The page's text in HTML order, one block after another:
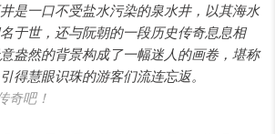
是一口不受盐水污染的泉水井，以其海水
于世，还与阮朝的一段历史传奇息息相
盎然的背景构成了一幅迷人的画卷，堪称
得慧眼识珠的游客们流连忘返。
奇吧！